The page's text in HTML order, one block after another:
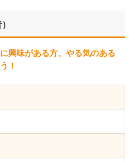
興味がある方、やる気のある
！